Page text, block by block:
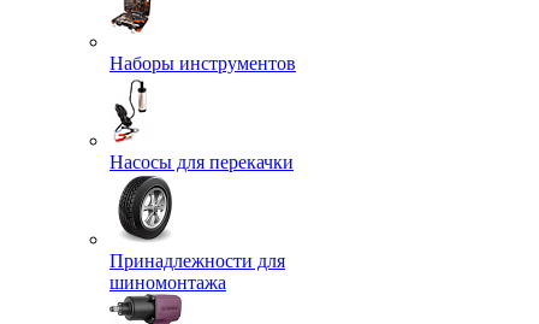
Наборы инструментов
Насосы для перекачки
Принадлежности для
шиномонтажа